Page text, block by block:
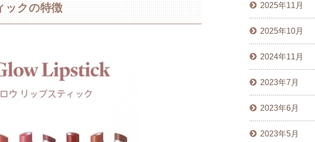
ックの特徴 2025年11月
2025年10月
2024年11月
2023年7月
2023年6月
2023年5月